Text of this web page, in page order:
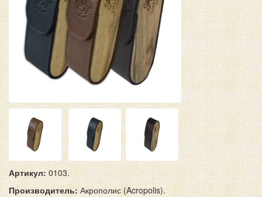
Артикул: 0103.
Производитель: Акрополис (Acropolis).